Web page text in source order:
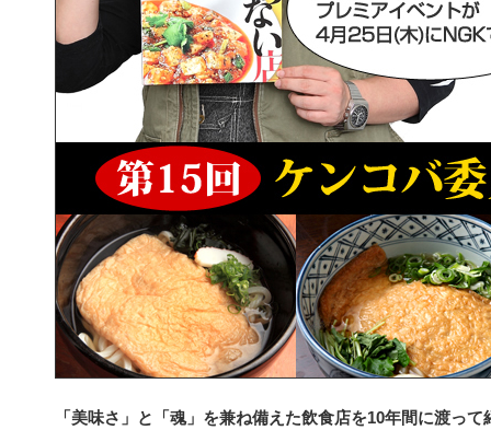
「美味さ」と「魂」を兼ね備えた飲食店を10年間に渡っ